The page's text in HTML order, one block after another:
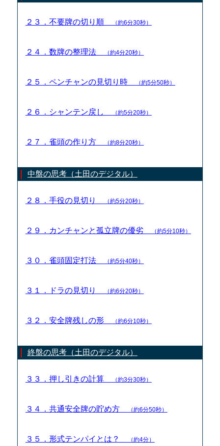
２３．不要牌の切り順 （約6分30秒）
２４．数牌の整理法 （約4分20秒）
２５．ペンチャンの見切り時 （約5分50秒）
２６．シャンテン戻し （約5分20秒）
２７．雀頭の作り方 （約8分20秒）
中盤の思考（土田のデジタル）
２８．手役の見切り （約5分20秒）
２９．カンチャンと孤立牌の優劣 （約5分10秒）
３０．雀頭固定打法 （約5分40秒）
３１．ドラの見切り （約6分20秒）
３２．安全牌残しの形 （約6分10秒）
終盤の思考（土田のデジタル）
３３．押し引きの計算 （約3分30秒）
３４．共通安全牌の貯め方 （約6分50秒）
３５．形式テンパイとは？ （約4分）